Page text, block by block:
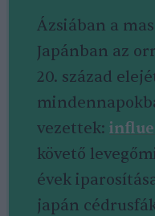
Ázsiában a
Japánban az
20. század
vezettek:
követő
évek
japán